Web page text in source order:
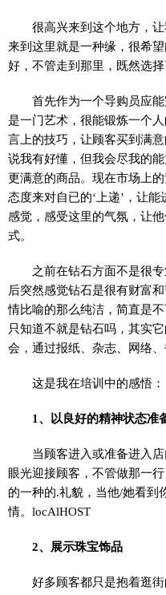
很高兴来到这个地方，
来到这里就是一种缘，很希
好，不管走到那里，既然选
首先作为一个导购员应
是一门艺术，很能锻炼一个
言上的技巧，让顾客买到满
说我有好懂，但我会尽我的
更满意的商品。现在市场上
态度来对自已的‘上递’，让
感觉，感受这里的气氛，让
式。
之前在钻石方面不是很
后突然感觉钻石是很有财富
情比喻的那么纯洁，简直是
只知道不就是钻石吗，其实
会，通过报纸、杂志、网络
这是我在培训中的感悟：
1、以良好的精神状态准
当顾客进入或准备进入
眼光迎接顾客，不管做那一
的一种的.礼貌，当他/她看到
情。locAlHOST
2、展示珠宝饰品
好多顾客都只是抱着逛